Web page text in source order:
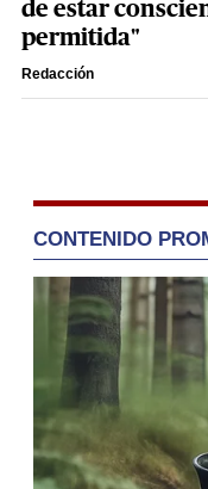
de estar
permitida"
Redacción
CONTENIDO